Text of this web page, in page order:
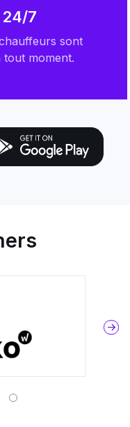
24/7
sont
moment.